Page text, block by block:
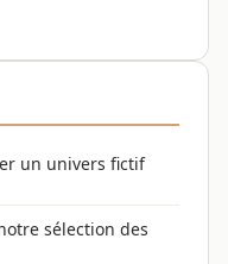
un univers fictif
sélection des